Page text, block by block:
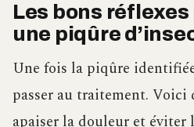
Les bons
une piqûre
Une fois la piqûre
passer au traitement. Voici
apaiser la douleur et éviter